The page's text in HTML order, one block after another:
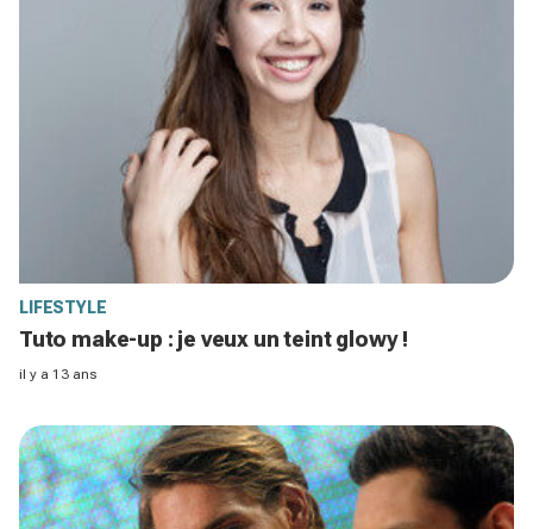
LIFESTYLE
Tuto make-up : je veux un teint glowy !
il y a 13 ans